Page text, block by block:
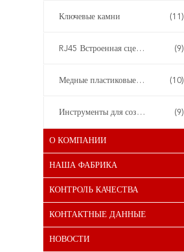
Ключевые камни (11)
RJ45 Встроенная сцепка (9)
Медные пластиковые панели (10)
Инструменты для создания сетей (9)
О КОМПАНИИ
НАША ФАБРИКА
КОНТРОЛЬ КАЧЕСТВА
КОНТАКТНЫЕ ДАННЫЕ
НОВОСТИ